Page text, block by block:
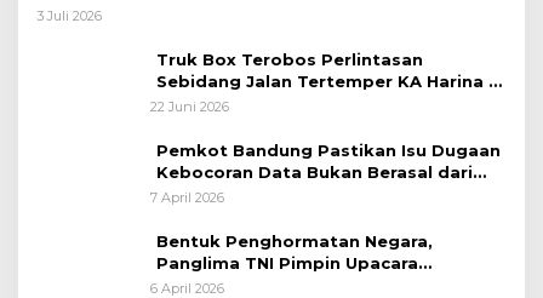
Taktis
3 Juli 2026
Truk Box Terobos Perlintasan
Sebidang Jalan Tertemper KA Harina di
Jalan Stasiun Poncol-Jrakah Semarang
22 Juni 2026
Pemkot Bandung Pastikan Isu Dugaan
Kebocoran Data Bukan Berasal dari
Server Disdukcapil
7 April 2026
Bentuk Penghormatan Negara,
Panglima TNI Pimpin Upacara
Pemakaman Militer
6 April 2026